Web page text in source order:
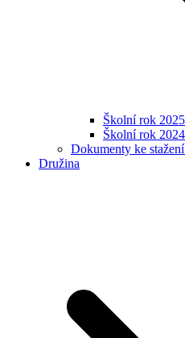
Školní rok
Školní rok
Dokumenty ke
Družina